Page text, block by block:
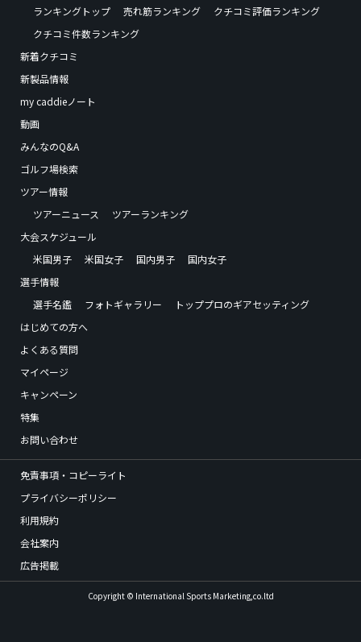
ランキングトップ
売れ筋ランキング
クチコミ評価ランキング
クチコミ件数ランキング
新着クチコミ
新製品情報
my caddieノート
動画
みんなのQ&A
ゴルフ場検索
ツアー情報
ツアーニュース
ツアーランキング
大会スケジュール
米国男子
米国女子 国内男子
国内女子
選手情報
選手名鑑
フォトギャラリー
トッププロのギアセッティング
はじめての方へ
よくある質問
マイページ
キャンペーン
特集
お問い合わせ
免責事項・コピーライト
プライバシーポリシー
利用規約
会社案内
広告掲載
Copyright © International Sports Marketing,co.ltd